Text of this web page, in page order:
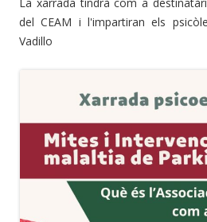
del CEAM i l'impartiran els
Vadillo